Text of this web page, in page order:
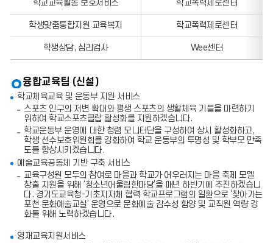
팩
번
를
포
입
학교교육활동 보호서비스 학교폭력제로센터
학생맞춤통합지원 교육복지 학교폭력제로센터
학생상담, 심리검사 Wee센터
융합교육팀 (신설)
학교체육교육 및 운동부 지원 서비스
스포츠 인구의 저변 확대와 평생 스포츠의 생활체육 기틀을 마련하기
위하여 학교스포츠클럽 활성화를 지원하겠습니다.
학교운동부 운영에 대한 청렴 모니터단을 구성하여 상시 활성화하고,
학생 선수보호위원회를 강화하여 학교 운동부의 투명성 및 학부모 만족
도를 향상시키겠습니다.
예술교육공동체 기반 구축 서비스
교육구성원 모두의 참여로 마을과 학교가 어우러지는 마을 축제 모델
창출 지원을 위해 ‘청소년어울림한마당’을 매년 하반기에 추진하겠습니
다. 경기도교육청-기초지자체 협력 학교프로그램의 일환으로 ‘찾아가는
포천 문화예술교실’ 운영으로 문화예술 감수성 함양 및 교직원 역량 강
화를 위해 노력하겠습니다.
영재교육지원서비스